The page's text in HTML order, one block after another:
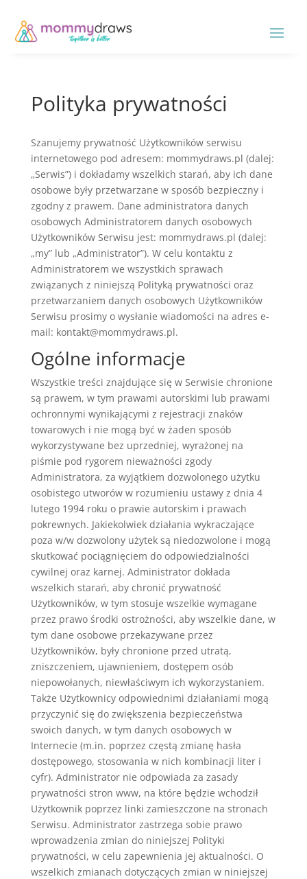
Polityka prywatności
Szanujemy prywatność Użytkowników serwisu
internetowego pod adresem: mommydraws.pl (dalej:
„Serwis”) i dokładamy wszelkich starań, aby ich dane
osobowe były przetwarzane w sposób bezpieczny i
zgodny z prawem. Dane administratora danych
osobowych Administratorem danych osobowych
Użytkowników Serwisu jest: mommydraws.pl (dalej:
„my” lub „Administrator”). W celu kontaktu z
Administratorem we wszystkich sprawach
związanych z niniejszą Polityką prywatności oraz
przetwarzaniem danych osobowych Użytkowników
Serwisu prosimy o wysłanie wiadomości na adres e-
mail: kontakt@mommydraws.pl.
Ogólne informacje
Wszystkie treści znajdujące się w Serwisie chronione
są prawem, w tym prawami autorskimi lub prawami
ochronnymi wynikającymi z rejestracji znaków
towarowych i nie mogą być w żaden sposób
wykorzystywane bez uprzedniej, wyrażonej na
piśmie pod rygorem nieważności zgody
Administratora, za wyjątkiem dozwolonego użytku
osobistego utworów w rozumieniu ustawy z dnia 4
lutego 1994 roku o prawie autorskim i prawach
pokrewnych. Jakiekolwiek działania wykraczające
poza w/w dozwolony użytek są niedozwolone i mogą
skutkować pociągnięciem do odpowiedzialności
cywilnej oraz karnej. Administrator dokłada
wszelkich starań, aby chronić prywatność
Użytkowników, w tym stosuje wszelkie wymagane
przez prawo środki ostrożności, aby wszelkie dane, w
tym dane osobowe przekazywane przez
Użytkowników, były chronione przed utratą,
zniszczeniem, ujawnieniem, dostępem osób
niepowołanych, niewłaściwym ich wykorzystaniem.
Także Użytkownicy odpowiednimi działaniami mogą
przyczynić się do zwiększenia bezpieczeństwa
swoich danych, w tym danych osobowych w
Internecie (m.in. poprzez częstą zmianę hasła
dostępowego, stosowania w nich kombinacji liter i
cyfr). Administrator nie odpowiada za zasady
prywatności stron www, na które będzie wchodził
Użytkownik poprzez linki zamieszczone na stronach
Serwisu. Administrator zastrzega sobie prawo
wprowadzenia zmian do niniejszej Polityki
prywatności, w celu zapewnienia jej aktualności. O
wszelkich zmianach dotyczących zmian w niniejszej